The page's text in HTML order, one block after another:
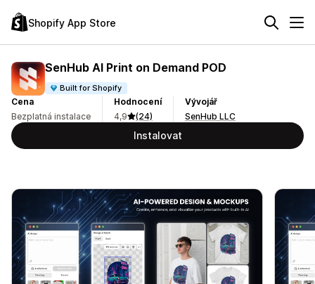
Shopify App Store
SenHub AI Print on Demand POD
Built for Shopify
Cena
Bezplatná instalace
Hodnocení
4,9
(24)
Vývojář
SenHub LLC
Instalovat